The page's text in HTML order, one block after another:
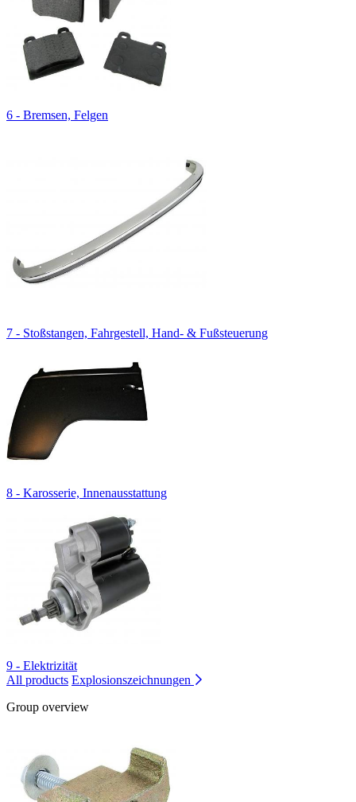
6 - Bremsen, Felgen
7 - Stoßstangen, Fahrgestell, Hand- & Fußsteuerung
8 - Karosserie, Innenausstattung
9 - Elektrizität
All products Explosionszeichnungen
Group overview